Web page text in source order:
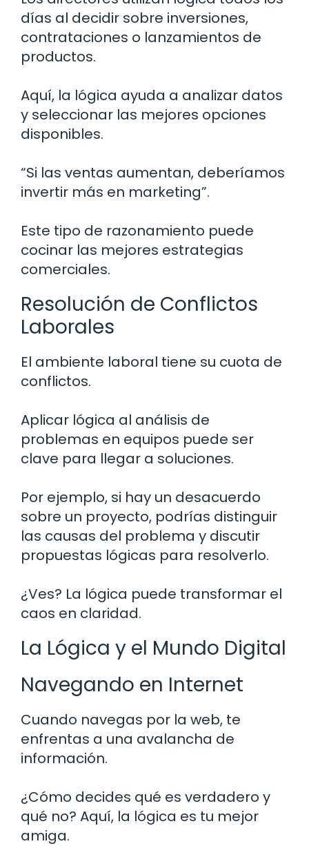
días al decidir sobre inversiones,
contrataciones o lanzamientos de
productos.
Aquí, la lógica ayuda a analizar datos
y seleccionar las mejores opciones
disponibles.
“Si las ventas aumentan, deberíamos
invertir más en marketing”.
Este tipo de razonamiento puede
cocinar las mejores estrategias
comerciales.
Resolución de Conflictos
Laborales
El ambiente laboral tiene su cuota de
conflictos.
Aplicar lógica al análisis de
problemas en equipos puede ser
clave para llegar a soluciones.
Por ejemplo, si hay un desacuerdo
sobre un proyecto, podrías distinguir
las causas del problema y discutir
propuestas lógicas para resolverlo.
¿Ves? La lógica puede transformar el
caos en claridad.
La Lógica y el Mundo Digital
Navegando en Internet
Cuando navegas por la web, te
enfrentas a una avalancha de
información.
¿Cómo decides qué es verdadero y
qué no? Aquí, la lógica es tu mejor
amiga.